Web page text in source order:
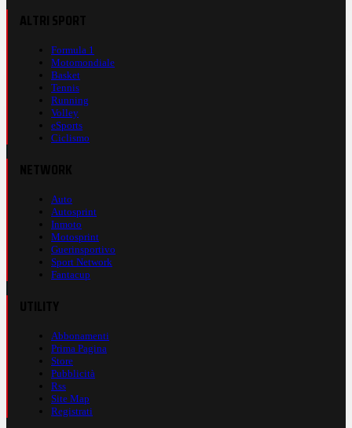
Formula 1
Motomondiale
Basket
Tennis
Running
Volley
eSports
Ciclismo
Auto
Autosprint
Inmoto
Motosprint
Guerinsportivo
Sport Network
Fantacup
Abbonamenti
Prima Pagina
Store
Pubblicità
Rss
Site Map
Registrati